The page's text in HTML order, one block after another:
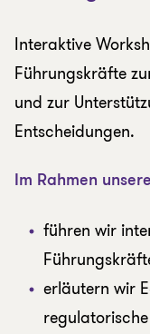
Interaktive
Führungskräfte
und zur
Entscheidungen.
Im Rahmen
führen wir
erläutern wir